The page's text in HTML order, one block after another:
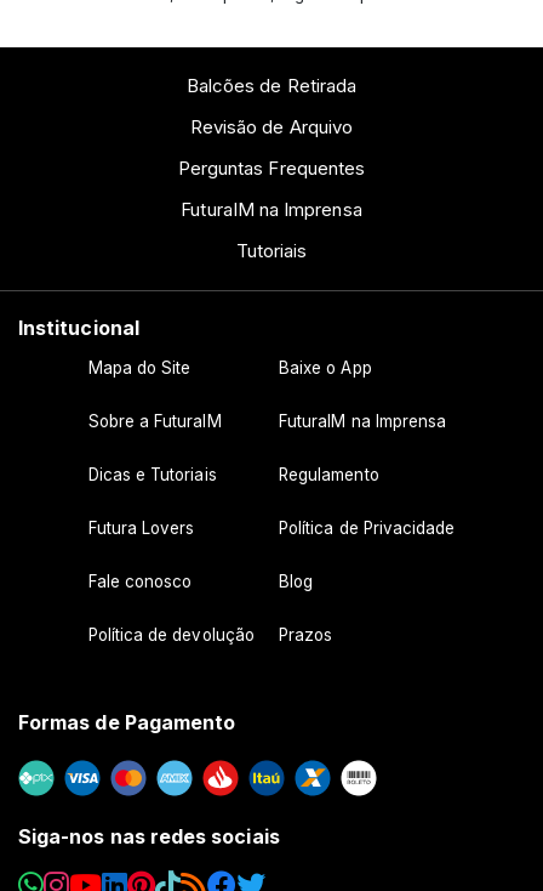
Balcões de Retirada
Revisão de Arquivo
Perguntas Frequentes
FuturaIM na Imprensa
Tutoriais
Institucional
Mapa do Site Baixe o App
Sobre a FuturaIM FuturaIM na Imprensa
Dicas e Tutoriais Regulamento
Futura Lovers Política de Privacidade
Fale conosco Blog
Política de devolução Prazos
Formas de Pagamento
Siga-nos nas redes sociais